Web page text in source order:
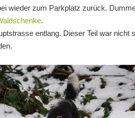
wieder zum Parkplatz zurück.
.
entlang. Dieser Teil war nicht